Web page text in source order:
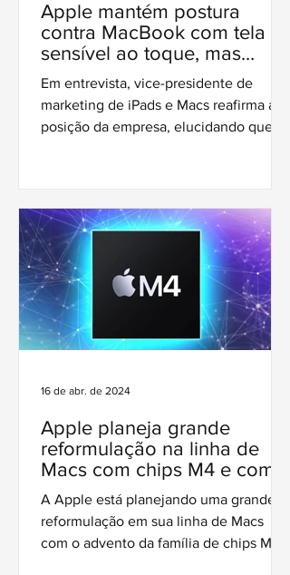
Apple mantém postura
contra MacBook com tela
sensível ao toque, mas
rumores indicam possível
mudança
Em entrevista, vice-presidente de
marketing de iPads e Macs reafirma a
posição da empresa, elucidando que
Apple planeja grande
reformulação na linha de
Macs com chips M4 e com
avanços em inteligência
artificial
A Apple está planejando uma grande
reformulação em sua linha de Macs
com o advento da família de chips M4.
16 de abr. de 2024